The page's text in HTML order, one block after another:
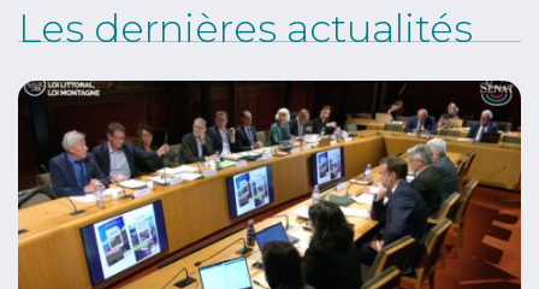
Les dernières actualités